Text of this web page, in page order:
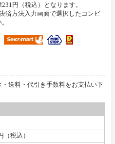
円（税込）となります。
済方法入力画面で選択したコンビ
送料・代引き手数料をお支払い下
税込）